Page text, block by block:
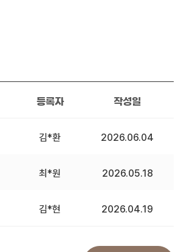
등록자 작성일
김*환 2026.06.04
최*원 2026.05.18
김*현 2026.04.19